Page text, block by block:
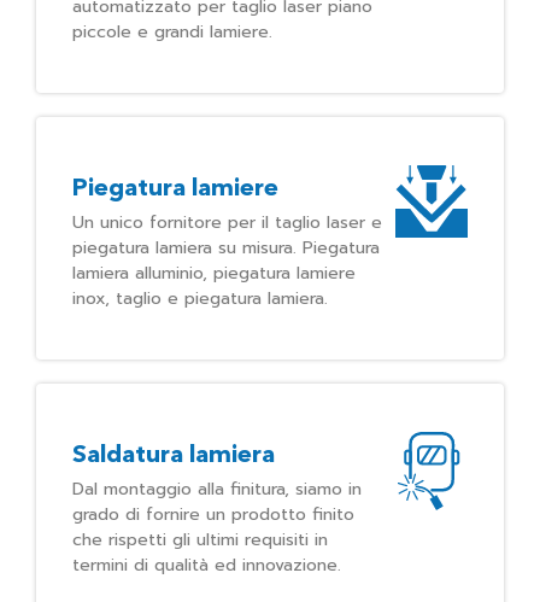
automatizzato per taglio laser piano
piccole e grandi lamiere.
Piegatura lamiere
Un unico fornitore per il taglio laser e
piegatura lamiera su misura. Piegatura
lamiera alluminio, piegatura lamiere
inox, taglio e piegatura lamiera.
Saldatura lamiera
Dal montaggio alla finitura, siamo in
grado di fornire un prodotto finito
che rispetti gli ultimi requisiti in
termini di qualità ed innovazione.